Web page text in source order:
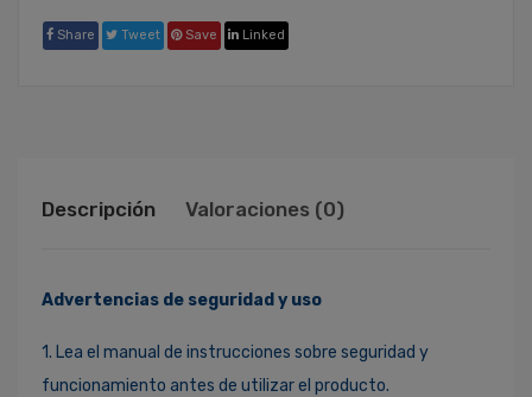
Share Tweet Save Linked
Descripción Valoraciones (0)
Advertencias de seguridad y uso
1. Lea el manual de instrucciones sobre seguridad y
funcionamiento antes de utilizar el producto.